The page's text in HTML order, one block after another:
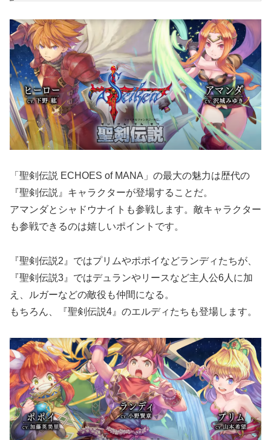
「聖剣伝説 ECHOES of MANA」の最大の魅力は歴代の
『聖剣伝説』キャラクターが登場することだ。
アマンダとシャドウナイトも参戦します。敵キャラクター
も参戦できるのは嬉しいポイントです。
『聖剣伝説2』ではプリムやポポイなどランディたちが、
『聖剣伝説3』ではデュランやリースなど主人公6人に加
え、ルガーなどの敵役も仲間になる。
もちろん、『聖剣伝説4』のエルディたちも登場します。